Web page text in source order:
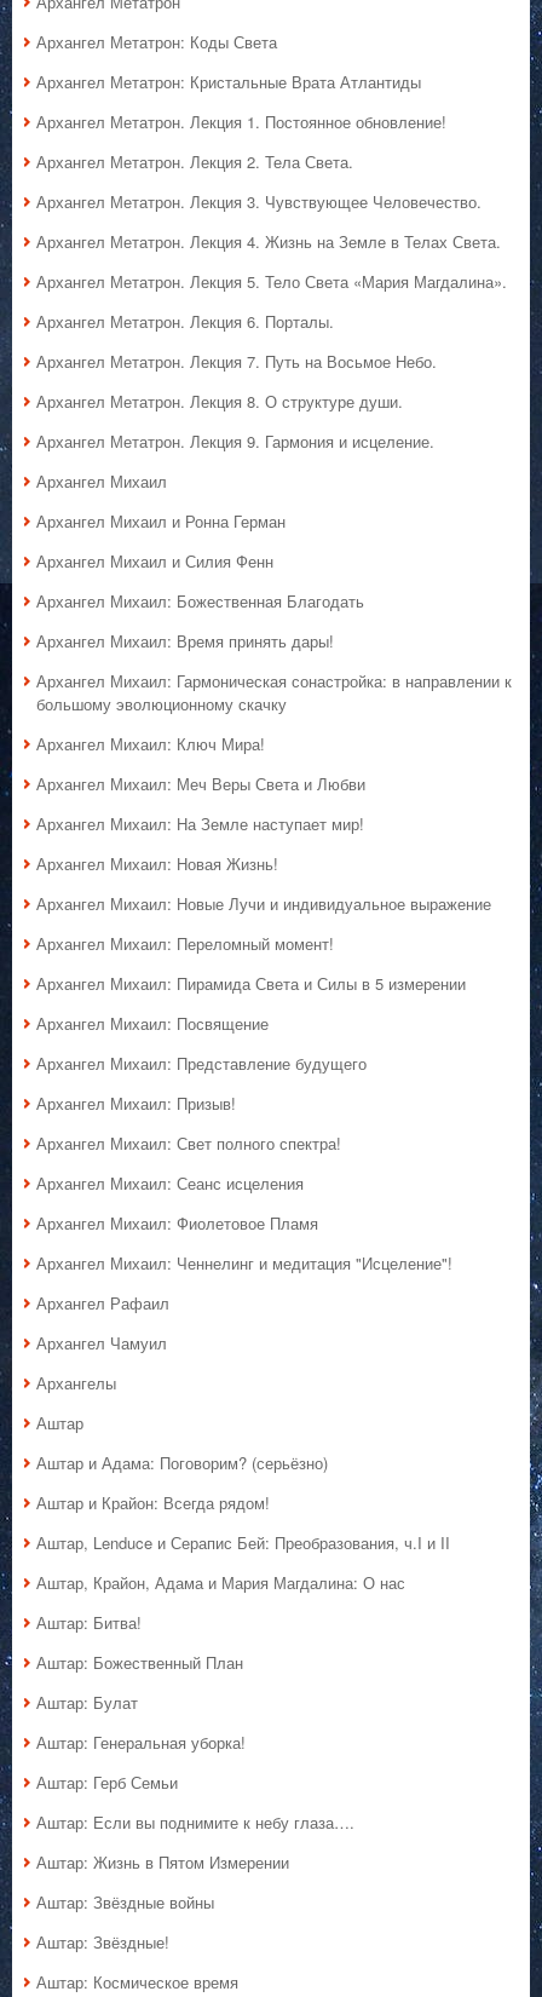
Архангел Метатрон: Коды Света
Архангел Метатрон: Кристальные Врата Атлантиды
Архангел Метатрон. Лекция 1. Постоянное обновление!
Архангел Метатрон. Лекция 2. Тела Света.
Архангел Метатрон. Лекция 3. Чувствующее Человечество.
Архангел Метатрон. Лекция 4. Жизнь на Земле в Телах Света.
Архангел Метатрон. Лекция 5. Тело Света «Мария Магдалина».
Архангел Метатрон. Лекция 6. Порталы.
Архангел Метатрон. Лекция 7. Путь на Восьмое Небо.
Архангел Метатрон. Лекция 8. О структуре души.
Архангел Метатрон. Лекция 9. Гармония и исцеление.
Архангел Михаил
Архангел Михаил и Ронна Герман
Архангел Михаил и Силия Фенн
Архангел Михаил: Божественная Благодать
Архангел Михаил: Время принять дары!
Архангел Михаил: Гармоническая сонастройка: в направлении к
большому эволюционному скачку
Архангел Михаил: Ключ Мира!
Архангел Михаил: Меч Веры Света и Любви
Архангел Михаил: На Земле наступает мир!
Архангел Михаил: Новая Жизнь!
Архангел Михаил: Новые Лучи и индивидуальное выражение
Архангел Михаил: Переломный момент!
Архангел Михаил: Пирамида Света и Силы в 5 измерении
Архангел Михаил: Посвящение
Архангел Михаил: Представление будущего
Архангел Михаил: Призыв!
Архангел Михаил: Свет полного спектра!
Архангел Михаил: Сеанс исцеления
Архангел Михаил: Фиолетовое Пламя
Архангел Михаил: Ченнелинг и медитация "Исцеление"!
Архангел Рафаил
Архангел Чамуил
Архангелы
Аштар
Аштар и Адама: Поговорим? (серьёзно)
Аштар и Крайон: Всегда рядом!
Аштар, Lenduce и Серапис Бей: Преобразования, ч.I и II
Аштар, Крайон, Адама и Мария Магдалина: О нас
Аштар: Битва!
Аштар: Божественный План
Аштар: Булат
Аштар: Генеральная уборка!
Аштар: Герб Семьи
Аштар: Если вы поднимите к небу глаза….
Аштар: Жизнь в Пятом Измерении
Аштар: Звёздные войны
Аштар: Звёздные!
Аштар: Космическое время